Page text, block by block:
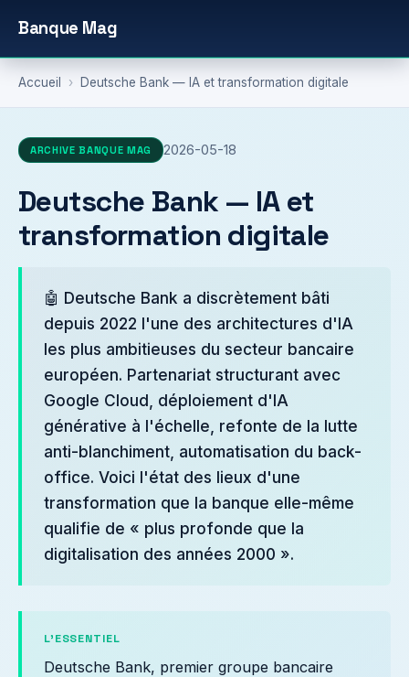
Banque Mag
Accueil › Deutsche Bank — IA et transformation digitale
ARCHIVE BANQUE MAG 2026-05-18
Deutsche Bank — IA et
transformation digitale
🤖 Deutsche Bank a discrètement bâti
depuis 2022 l'une des architectures d'IA
les plus ambitieuses du secteur bancaire
européen. Partenariat structurant avec
Google Cloud, déploiement d'IA
générative à l'échelle, refonte de la lutte
anti-blanchiment, automatisation du back-
office. Voici l'état des lieux d'une
transformation que la banque elle-même
qualifie de « plus profonde que la
digitalisation des années 2000 ».
L'ESSENTIEL
Deutsche Bank, premier groupe bancaire